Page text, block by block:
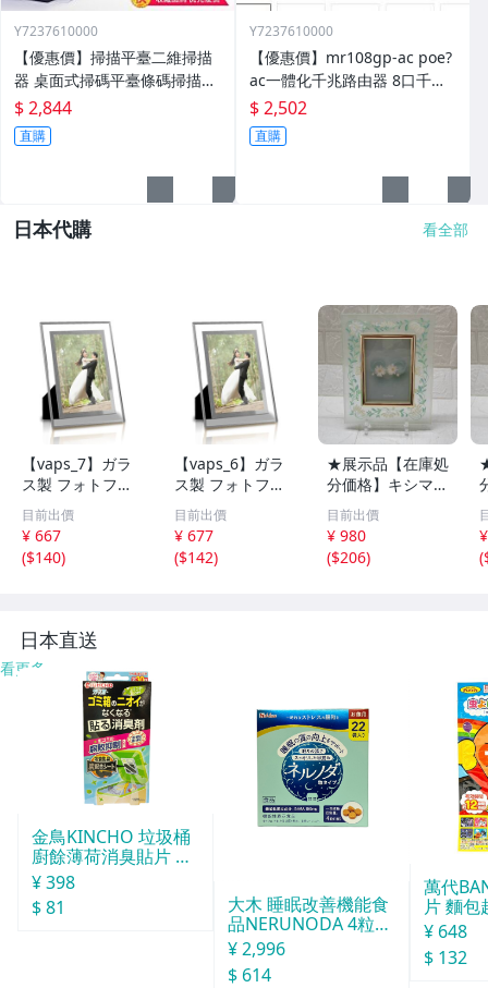
Y7237610000
【優惠價】掃描平臺二維掃描
器 桌面式掃碼平臺條碼掃描器
手機支付超市收銀
$ 2,844
直購
Y7237610000
【優惠價】mr108gp-ac poe?
ac一體化千兆路由器 8口千兆
一體化機 108gp
$ 2,502
直購
日本代購 看全部
【vaps_7】ガラ
ス製 フォトフレ
ーム 《シルバ
ー》 《はがきサ
イズ》 写真立て
写真フレーム 送
目前出價
¥ 667
($140)
【vaps_6】ガラ
ス製 フォトフレ
ーム 《シルバ
ー》 《2L対応サ
イズ》 写真立て
写真フレーム 送
目前出價
¥ 677
($142)
★展示品【在庫処
分価格】キシマ
ガラス製 フォト
フレーム KG-805
5 花柄 写真立て
インテリア☆T7-
目前出價
¥ 980
($206)
(
日本直送
看更多
金鳥KINCHO 垃圾桶
廚餘薄荷消臭貼片 約
30天分
¥ 398
$ 81
大木 睡眠改善機能食
品NERUNODA 4粒22
袋
¥ 2,996
$ 614
萬代
片 麵包
¥ 648
$ 132